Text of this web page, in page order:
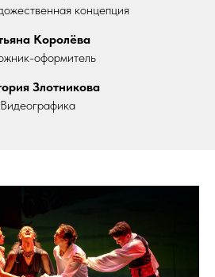
| Эрмитажный театр
Ближайшие спектакли:
концепция
Королёва
оформитель
Злотникова
Видеографика